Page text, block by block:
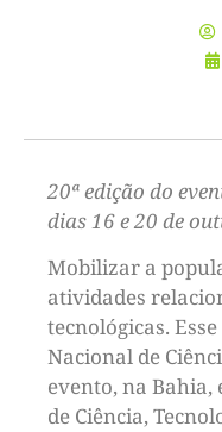
20ª edição do
dias 16 e 20 de
Mobilizar a
atividades
tecnológicas.
Nacional de
evento, na Bahia,
de Ciência,